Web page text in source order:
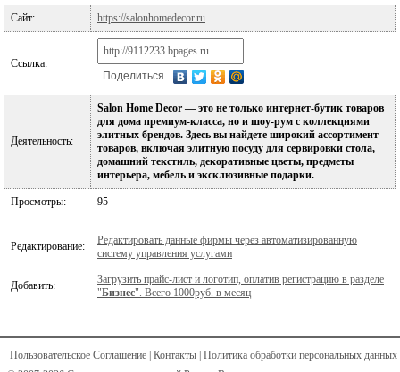
Сайт: https://salonhomedecor.ru
Ссылка:
Поделиться
Деятельность:
Salon Home Decor — это не только интернет-бутик товаров
для дома премиум-класса, но и шоу-рум с коллекциями
элитных брендов. Здесь вы найдете широкий ассортимент
товаров, включая элитную посуду для сервировки стола,
домашний текстиль, декоративные цветы, предметы
интерьера, мебель и эксклюзивные подарки.
Просмотры: 95
Редактирование:
Редактировать данные фирмы через автоматизированную
систему управления услугами
Добавить:
Загрузить прайс-лист и логотип, оплатив регистрацию в разделе
"Бизнес". Всего 1000руб. в месяц
Пользовательское Соглашение Контакты Политика обработки персональных данных